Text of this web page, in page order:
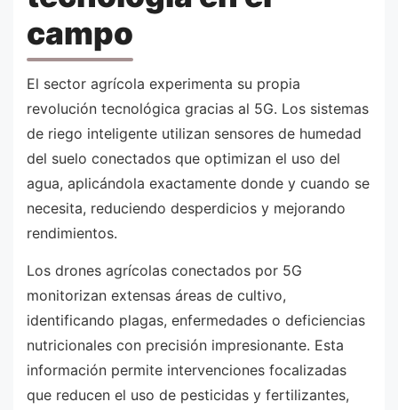
campo
El sector agrícola experimenta su propia
revolución tecnológica gracias al 5G. Los sistemas
de riego inteligente utilizan sensores de humedad
del suelo conectados que optimizan el uso del
agua, aplicándola exactamente donde y cuando se
necesita, reduciendo desperdicios y mejorando
rendimientos.
Los drones agrícolas conectados por 5G
monitorizan extensas áreas de cultivo,
identificando plagas, enfermedades o deficiencias
nutricionales con precisión impresionante. Esta
información permite intervenciones focalizadas
que reducen el uso de pesticidas y fertilizantes,